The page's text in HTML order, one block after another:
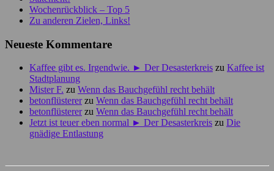
Wochenrückblick – Top 5
Zu anderen Zielen, Links!
Neueste Kommentare
Kaffee gibt es. Irgendwie. ► Der Desasterkreis zu Kaffee ist
Stadtplanung
Mister F. zu Wenn das Bauchgefühl recht behält
betonflüstererzu Wenn das Bauchgefühl recht behält
betonflüstererzu Wenn das Bauchgefühl recht behält
Jetzt ist teuer eben normal ► Der Desasterkreis zu Die
gnädige Entlastung